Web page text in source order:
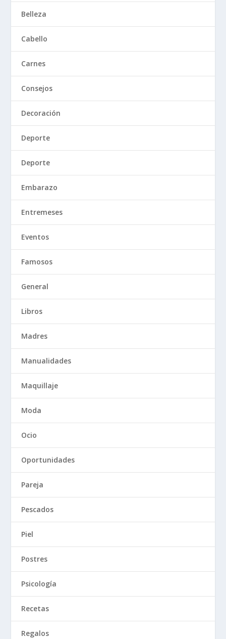
Belleza
Cabello
Carnes
Consejos
Decoración
Deporte
Deporte
Embarazo
Entremeses
Eventos
Famosos
General
Libros
Madres
Manualidades
Maquillaje
Moda
Ocio
Oportunidades
Pareja
Pescados
Piel
Postres
Psicología
Recetas
Regalos